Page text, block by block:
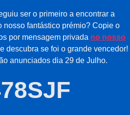
ser o primeiro a encontrar a
nosso fantástico prémio? Copie o
por mensagem privada no nosso
descubra se foi o grande vencedor!
anunciados dia 29 de Julho.